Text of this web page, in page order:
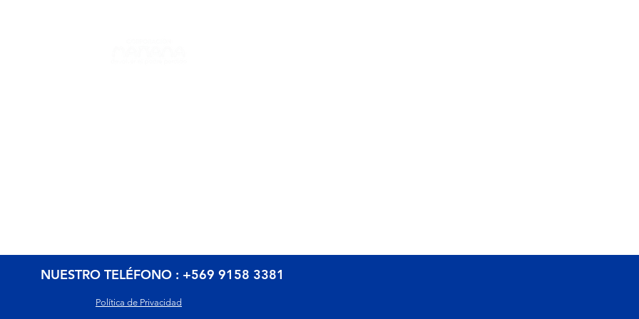
NUESTRO TELÉFONO : +569 9158 3381
Política de Privacidad